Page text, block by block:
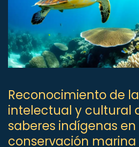
Reconocimiento de
intelectual y cultural
saberes indígenas en
conservación marina